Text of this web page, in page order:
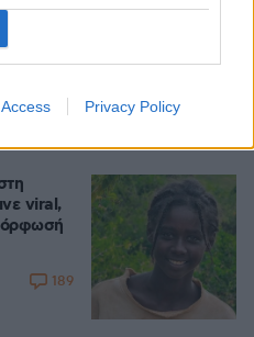
Privacy Policy
Πεζεσκιάν - Χαμενεΐ
σε ένα σκοτεινό
δεν έβλεπαν ο ένας
viral,
189